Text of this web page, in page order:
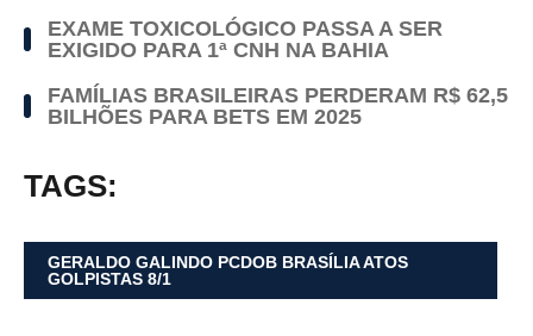
EXAME TOXICOLÓGICO PASSA A SER
EXIGIDO PARA 1ª CNH NA BAHIA
FAMÍLIAS BRASILEIRAS PERDERAM R$ 62,5
BILHÕES PARA BETS EM 2025
TAGS:
GERALDO GALINDO PCDOB BRASÍLIA ATOS
GOLPISTAS 8/1